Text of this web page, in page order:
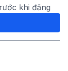
khi đăng